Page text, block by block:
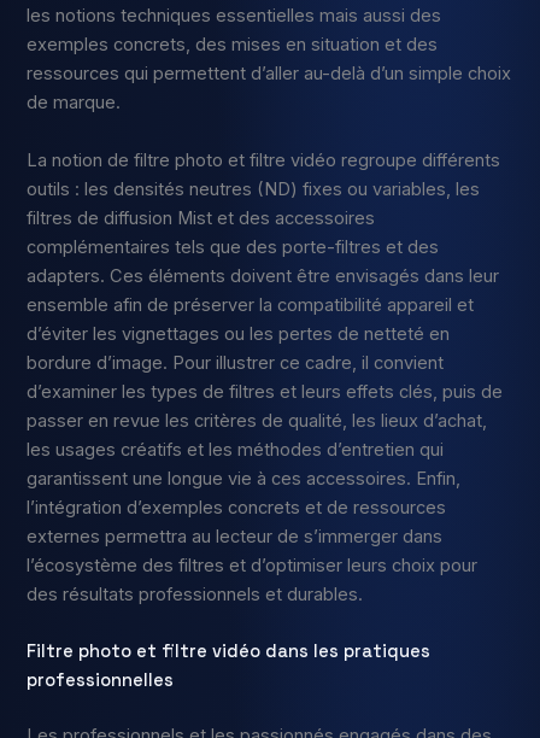
les notions techniques essentielles mais aussi des
exemples concrets, des mises en situation et des
ressources qui permettent d’aller au-delà d’un simple choix
de marque.
La notion de filtre photo et filtre vidéo regroupe différents
outils : les densités neutres (ND) fixes ou variables, les
filtres de diffusion Mist et des accessoires
complémentaires tels que des porte-filtres et des
adapters. Ces éléments doivent être envisagés dans leur
ensemble afin de préserver la compatibilité appareil et
d’éviter les vignettages ou les pertes de netteté en
bordure d’image. Pour illustrer ce cadre, il convient
d’examiner les types de filtres et leurs effets clés, puis de
passer en revue les critères de qualité, les lieux d’achat,
les usages créatifs et les méthodes d’entretien qui
garantissent une longue vie à ces accessoires. Enfin,
l’intégration d’exemples concrets et de ressources
externes permettra au lecteur de s’immerger dans
l’écosystème des filtres et d’optimiser leurs choix pour
des résultats professionnels et durables.
Filtre photo et filtre vidéo dans les pratiques
professionnelles